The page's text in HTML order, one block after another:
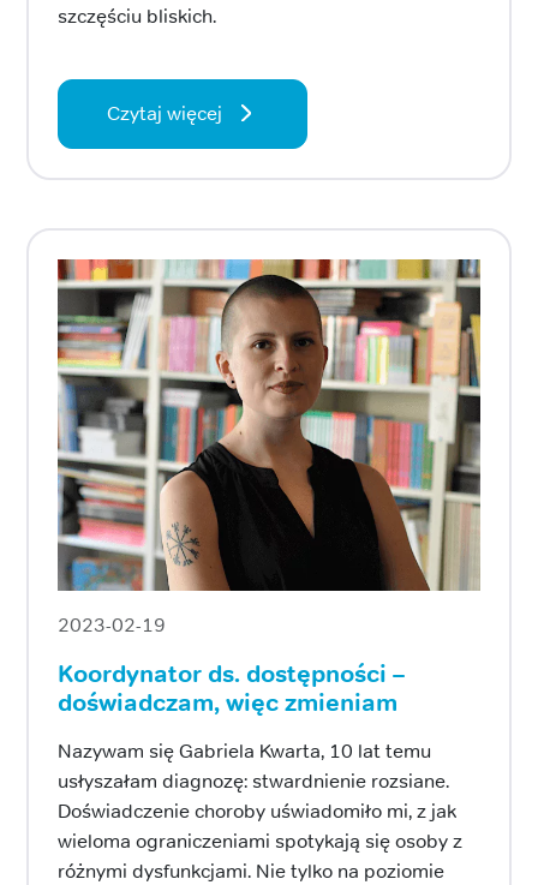
szczęściu bliskich.
Czytaj więcej
2023-02-19
Koordynator ds. dostępności –
doświadczam, więc zmieniam
Nazywam się Gabriela Kwarta, 10 lat temu
usłyszałam diagnozę: stwardnienie rozsiane.
Doświadczenie choroby uświadomiło mi, z jak
wieloma ograniczeniami spotykają się osoby z
różnymi dysfunkcjami. Nie tylko na poziomie